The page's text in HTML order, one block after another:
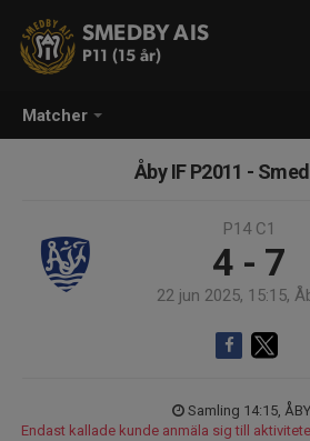
Matcher
SMEDBY AIS
P11 (15 år)
Åby IF P2011 -
P14 C1
4 - 7
22 jun 2025, 15:15,
Samling 14:15,
Endast kallade kunde anmäla sig till